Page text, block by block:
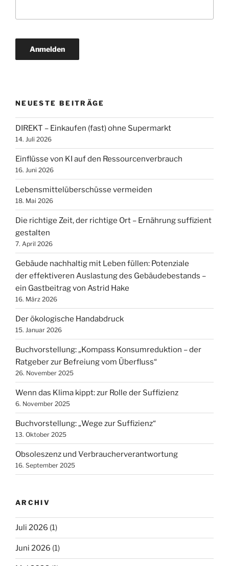
NEUESTE BEITRÄGE
DIREKT – Einkaufen (fast) ohne Supermarkt
14. Juli 2026
Einflüsse von KI auf den Ressourcenverbrauch
16. Juni 2026
Lebensmittelüberschüsse vermeiden
18. Mai 2026
Die richtige Zeit, der richtige Ort – Ernährung suffizient
gestalten
7. April 2026
Gebäude nachhaltig mit Leben füllen: Potenziale
der effektiveren Auslastung des Gebäudebestands –
ein Gastbeitrag von Astrid Hake
16. März 2026
Der ökologische Handabdruck
15. Januar 2026
Buchvorstellung: „Kompass Konsumreduktion – der
Ratgeber zur Befreiung vom Überfluss“
26. November 2025
Wenn das Klima kippt: zur Rolle der Suffizienz
6. November 2025
Buchvorstellung: „Wege zur Suffizienz“
13. Oktober 2025
Obsoleszenz und Verbraucherverantwortung
16. September 2025
ARCHIV
Juli 2026 (1)
Juni 2026 (1)